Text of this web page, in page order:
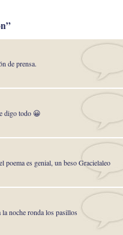
de prensa.
digo todo 😀
poema es genial, un beso Gracielaleo
noche ronda los pasillos